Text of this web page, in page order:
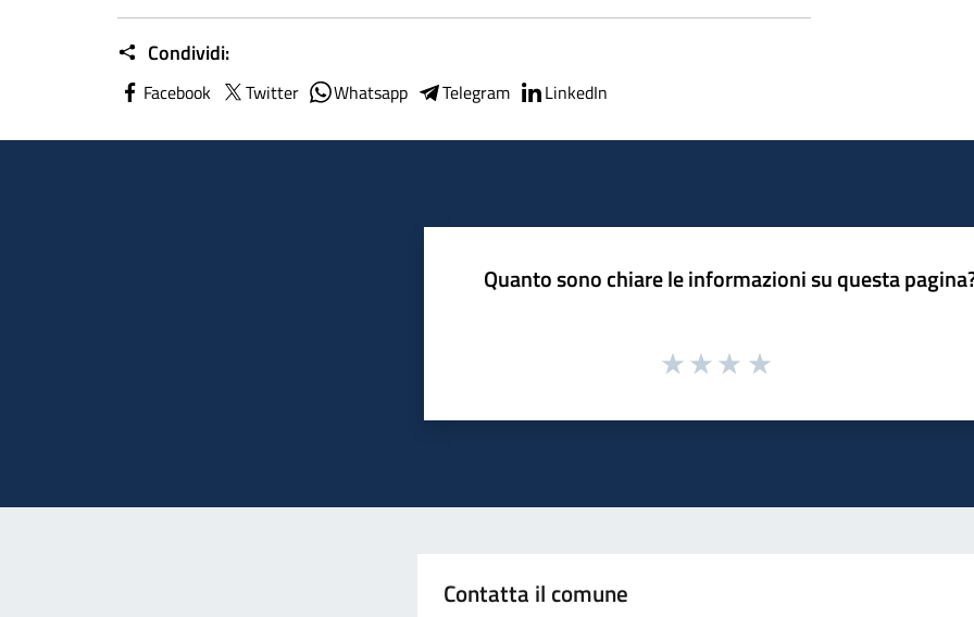
Condividi:
Facebook Twitter Whatsapp Telegram LinkedIn
Quanto sono chiare le informazioni su questa
Contatta il comune